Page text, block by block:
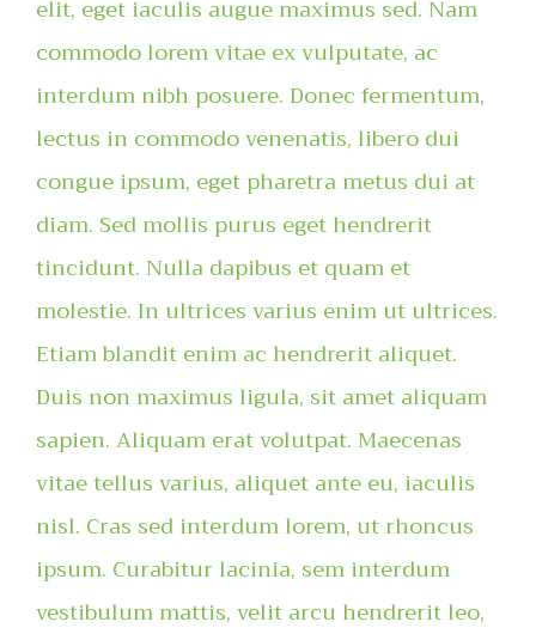
elit, eget iaculis augue maximus sed. Nam
commodo lorem vitae ex vulputate, ac
interdum nibh posuere. Donec fermentum,
lectus in commodo venenatis, libero dui
congue ipsum, eget pharetra metus dui at
diam. Sed mollis purus eget hendrerit
tincidunt. Nulla dapibus et quam et
molestie. In ultrices varius enim ut ultrices.
Etiam blandit enim ac hendrerit aliquet.
Duis non maximus ligula, sit amet aliquam
sapien. Aliquam erat volutpat. Maecenas
vitae tellus varius, aliquet ante eu, iaculis
nisl. Cras sed interdum lorem, ut rhoncus
ipsum. Curabitur lacinia, sem interdum
vestibulum mattis, velit arcu hendrerit leo,